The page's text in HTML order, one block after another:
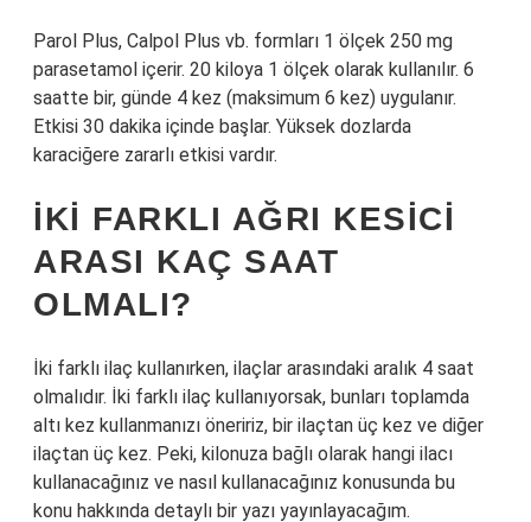
Parol Plus, Calpol Plus vb. formları 1 ölçek 250 mg
parasetamol içerir. 20 kiloya 1 ölçek olarak kullanılır. 6
saatte bir, günde 4 kez (maksimum 6 kez) uygulanır.
Etkisi 30 dakika içinde başlar. Yüksek dozlarda
karaciğere zararlı etkisi vardır.
İKI FARKLI AĞRI KESICI
ARASI KAÇ SAAT
OLMALI?
İki farklı ilaç kullanırken, ilaçlar arasındaki aralık 4 saat
olmalıdır. İki farklı ilaç kullanıyorsak, bunları toplamda
altı kez kullanmanızı öneririz, bir ilaçtan üç kez ve diğer
ilaçtan üç kez. Peki, kilonuza bağlı olarak hangi ilacı
kullanacağınız ve nasıl kullanacağınız konusunda bu
konu hakkında detaylı bir yazı yayınlayacağım.